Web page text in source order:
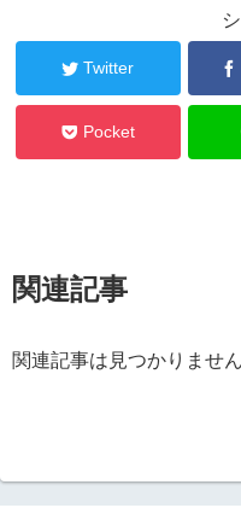
Twitter
Pocket
関連記事
関連記事は見つかりません